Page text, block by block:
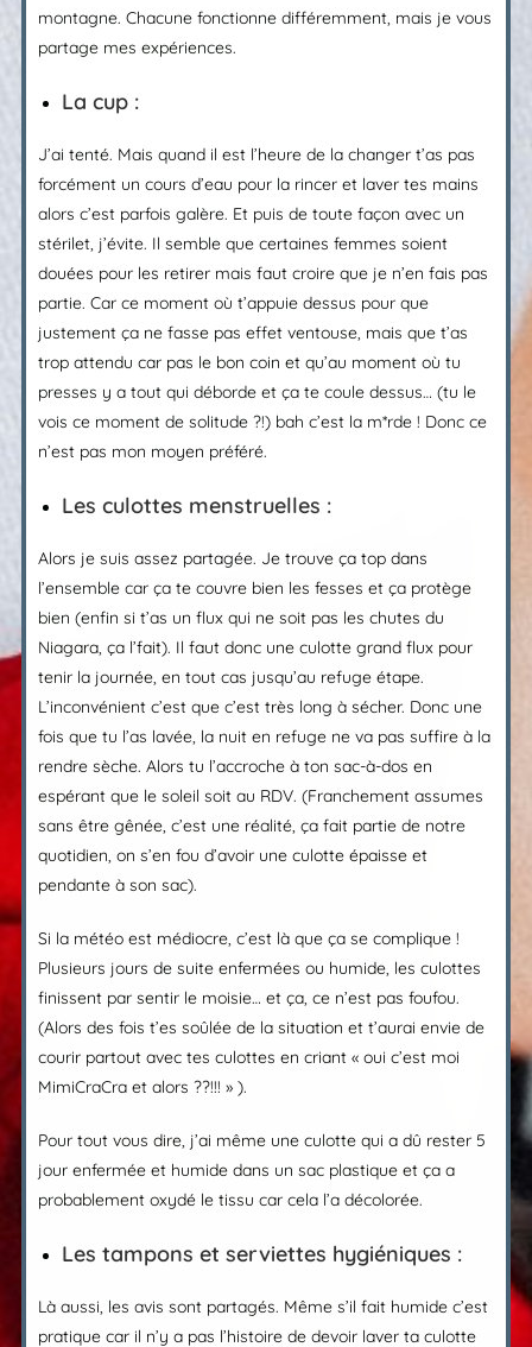
montagne. Chacune fonctionne différemment, mais je vous
partage mes expériences.
La cup :
J’ai tenté. Mais quand il est l’heure de la changer t’as pas
forcément un cours d’eau pour la rincer et laver tes mains
alors c’est parfois galère. Et puis de toute façon avec un
stérilet, j’évite. Il semble que certaines femmes soient
douées pour les retirer mais faut croire que je n’en fais pas
partie. Car ce moment où t’appuie dessus pour que
justement ça ne fasse pas effet ventouse, mais que t’as
trop attendu car pas le bon coin et qu’au moment où tu
presses y a tout qui déborde et ça te coule dessus… (tu le
vois ce moment de solitude ?!) bah c’est la m*rde ! Donc ce
n’est pas mon moyen préféré.
Les culottes menstruelles :
Alors je suis assez partagée. Je trouve ça top dans
l’ensemble car ça te couvre bien les fesses et ça protège
bien (enfin si t’as un flux qui ne soit pas les chutes du
Niagara, ça l’fait). Il faut donc une culotte grand flux pour
tenir la journée, en tout cas jusqu’au refuge étape.
L’inconvénient c’est que c’est très long à sécher. Donc une
fois que tu l’as lavée, la nuit en refuge ne va pas suffire à la
rendre sèche. Alors tu l’accroche à ton sac-à-dos en
espérant que le soleil soit au RDV. (Franchement assumes
sans être gênée, c’est une réalité, ça fait partie de notre
quotidien, on s’en fou d’avoir une culotte épaisse et
pendante à son sac).
Si la météo est médiocre, c’est là que ça se complique !
Plusieurs jours de suite enfermées ou humide, les culottes
finissent par sentir le moisie… et ça, ce n’est pas foufou.
(Alors des fois t’es soûlée de la situation et t’aurai envie de
courir partout avec tes culottes en criant « oui c’est moi
MimiCraCra et alors ??!!! » ).
Pour tout vous dire, j’ai même une culotte qui a dû rester 5
jour enfermée et humide dans un sac plastique et ça a
probablement oxydé le tissu car cela l’a décolorée.
Les tampons et serviettes hygiéniques :
Là aussi, les avis sont partagés. Même s’il fait humide c’est
pratique car il n’y a pas l’histoire de devoir laver ta culotte